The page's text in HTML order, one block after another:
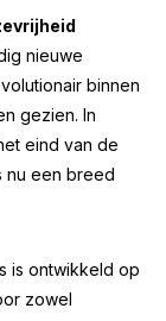
nieuwe
binnen
gezien. In
eind van de
nu een breed
is ontwikkeld op
zowel